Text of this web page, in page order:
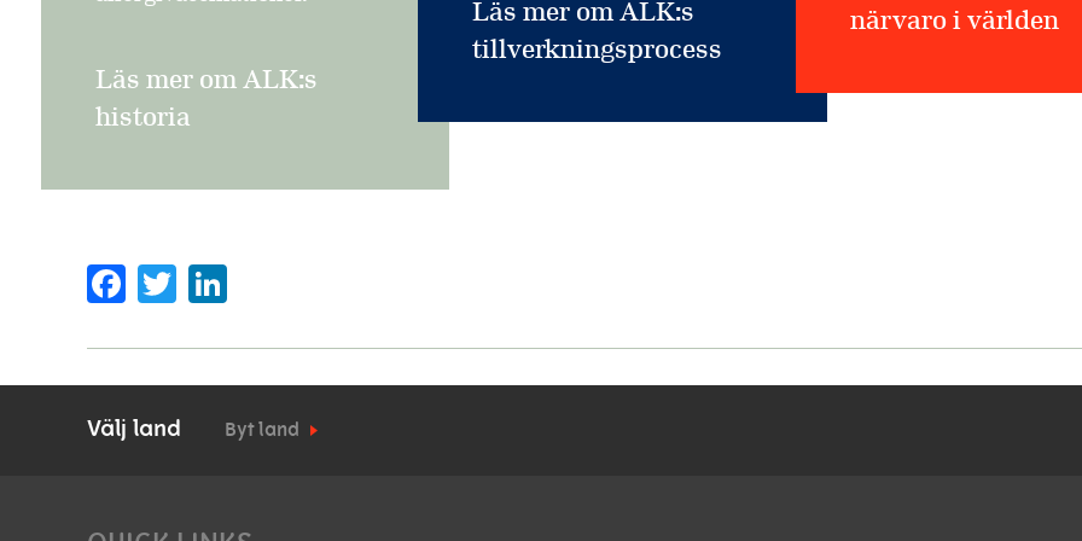
Läs mer om ALK:s
historia
Läs mer om ALK:s
tillverkningsprocess
närvaro i världen
Facebook
Twitter
Välj land Byt land